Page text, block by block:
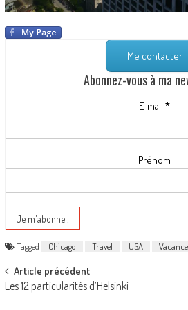
Me contacter
Abonnez-vous à ma
E-mail*
Prénom
Tagged Chicago Travel USA
Post navigation
Article précédent
Les 12 particularités d’Helsinki